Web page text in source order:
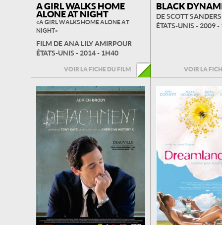
A GIRL WALKS HOME
ALONE AT NIGHT
« A GIRL WALKS HOME ALONE AT
NIGHT »
FILM DE ANA LILY AMIRPOUR
ÉTATS-UNIS - 2014 - 1H40
VOIR LA FICHE DU FILM
BLACK
DE SCOTT SANDERS
ÉTATS-UNIS - 2009
VOIR LA